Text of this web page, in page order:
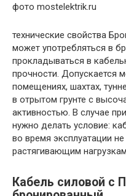
фото mostelektrik.ru
технические свойства
может употребляться в
прокладываться в
прочности. Допускается
помещениях, шахтах,
в отрытом грунте с
активностью. В случае
нужно делать условие:
во время эксплуатации
растягивающим
Кабель силовой с